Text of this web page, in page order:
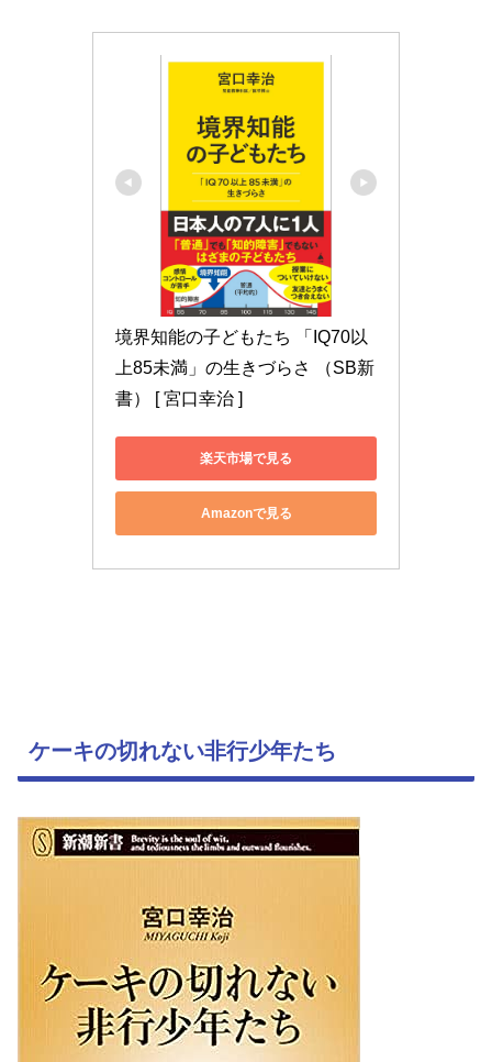
境界知能の子どもたち 「IQ70以
上85未満」の生きづらさ （SB新
書） [ 宮口幸治 ]
楽天市場で見る
Amazonで見る
ケーキの切れない非行少年たち